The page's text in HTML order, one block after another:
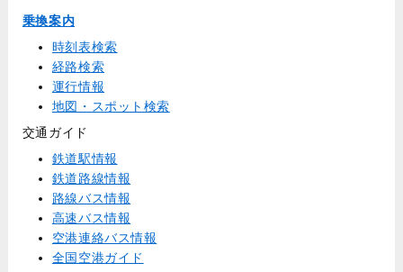
乗換案内
時刻表検索
経路検索
運行情報
地図・スポット検索
交通ガイド
鉄道駅情報
鉄道路線情報
路線バス情報
高速バス情報
空港連絡バス情報
全国空港ガイド